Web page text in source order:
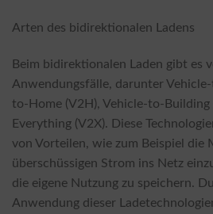
Arten des bidirektionalen Ladens
Beim bidirektionalen Laden gibt es
Anwendungsfälle, darunter
to-Home (V2H), Vehicle-to-
Everything (V2X). Diese
von Vorteilen, wie zum Beispiel die
überschüssigen Strom ins Netz
die eigene Nutzung zu speichern.
Anwendung dieser